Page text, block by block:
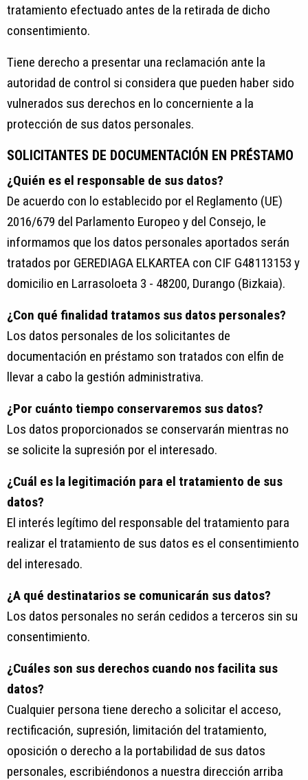
tratamiento efectuado antes de la retirada de dicho
consentimiento.
Tiene derecho a presentar una reclamación ante la
autoridad de control si considera que pueden haber sido
vulnerados sus derechos en lo concerniente a la
protección de sus datos personales.
SOLICITANTES DE DOCUMENTACIÓN EN PRÉSTAMO
¿Quién es el responsable de sus datos?
De acuerdo con lo establecido por el Reglamento (UE)
2016/679 del Parlamento Europeo y del Consejo, le
informamos que los datos personales aportados serán
tratados por GEREDIAGA ELKARTEA con CIF G48113153 y
domicilio en Larrasoloeta 3 - 48200, Durango (Bizkaia).
¿Con qué finalidad tratamos sus datos personales?
Los datos personales de los solicitantes de
documentación en préstamo son tratados con elfin de
llevar a cabo la gestión administrativa.
¿Por cuánto tiempo conservaremos sus datos?
Los datos proporcionados se conservarán mientras no
se solicite la supresión por el interesado.
¿Cuál es la legitimación para el tratamiento de sus
datos?
El interés legítimo del responsable del tratamiento para
realizar el tratamiento de sus datos es el consentimiento
del interesado.
¿A qué destinatarios se comunicarán sus datos?
Los datos personales no serán cedidos a terceros sin su
consentimiento.
¿Cuáles son sus derechos cuando nos facilita sus
datos?
Cualquier persona tiene derecho a solicitar el acceso,
rectificación, supresión, limitación del tratamiento,
oposición o derecho a la portabilidad de sus datos
personales, escribiéndonos a nuestra dirección arriba